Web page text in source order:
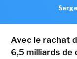
Avec le rachat
6,5 milliards de